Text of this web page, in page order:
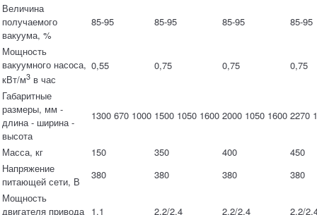
Величина
получаемого
вакуума, %
85-95 85-95 85-95 85-95
Мощность
вакуумного насоса,
кВт/м3 в час
0,55 0,75 0,75 0,75
Габаритные
размеры, мм -
длина - ширина -
высота
1300 670 1000 1500 1050 1600 2000 1050 1600 2270
Масса, кг 150 350 400
450
Напряжение
питающей сети, В
380 380 380
380
Мощность
двигателя привода 1,1 2,2/2,4 2,2/2,4 2,2/